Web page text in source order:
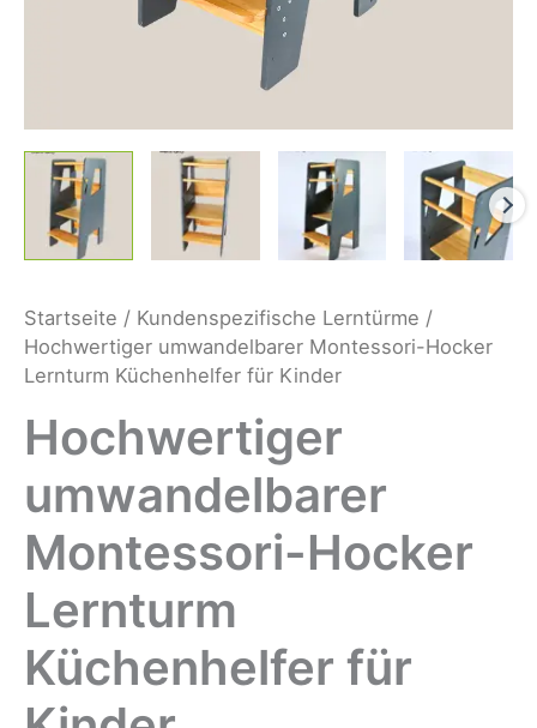
Startseite / Kundenspezifische Lerntürme /
Hochwertiger umwandelbarer Montessori-Hocker
Lernturm Küchenhelfer für Kinder
Hochwertiger
umwandelbarer
Montessori-Hocker
Lernturm
Küchenhelfer für